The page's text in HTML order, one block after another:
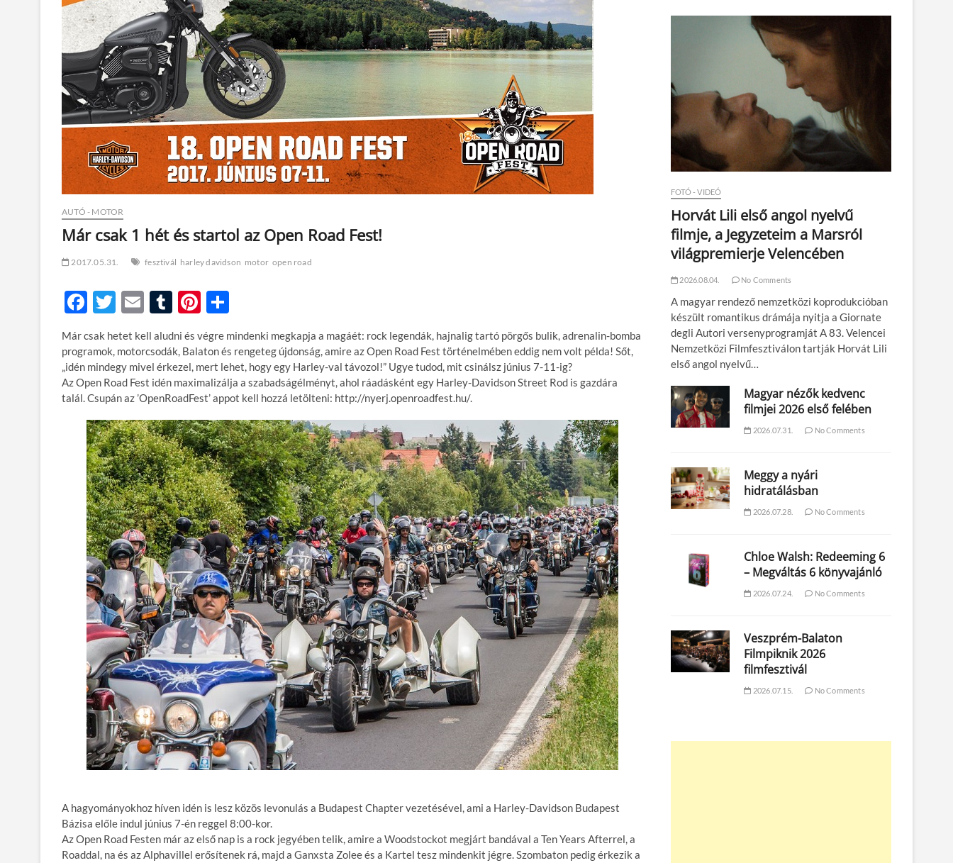
AUTÓ - MOTOR
Már csak 1 hét és startol az Open Road Fest!
2017.05.31. fesztivál harley davidson motor open road
F
ac
e
b
o
o
k
T
w
itt
er
E
m
ail
T
u
m
bl
r
Pi
nt
er
es
t
ss
za
m
e
g
Már csak hetet kell aludni és végre mindenki megkapja a magáét: rock legendák, hajnalig tartó pörgős bulik, adrenalin-bomba
programok, motorcsodák, Balaton és rengeteg újdonság, amire az Open Road Fest történelmében eddig nem volt példa! Sőt,
„idén mindegy mivel érkezel, mert lehet, hogy egy Harley-val távozol!” Ugye tudod, mit csinálsz június 7-11-ig?
Az Open Road Fest idén maximalizálja a szabadságélményt, ahol ráadásként egy Harley-Davidson Street Rod is gazdára
talál. Csupán az ’OpenRoadFest’ appot kell hozzá letölteni: http://nyerj.openroadfest.hu/.
A hagyományokhoz híven idén is lesz közös levonulás a Budapest Chapter vezetésével, ami a Harley-Davidson Budapest
Bázisa előle indul június 7-én reggel 8:00-kor.
Az Open Road Festen már az első nap is a rock jegyében telik, amire a Woodstockot megjárt bandával a Ten Years Afterrel, a
Roaddal, na és az Alphavillel erősítenek rá, majd a Ganxsta Zolee és a Kartel tesz mindenkit jégre. Szombaton pedig érkezik a
FOTÓ - VIDEÓ
Horvát Lili első angol nyelvű
filmje, a Jegyzeteim a Marsról
világpremierje Velencében
2026.08.04. No Comments
A magyar rendező nemzetközi koprodukcióban
készült romantikus drámája nyitja a Giornate
degli Autori versenyprogramját A 83. Velencei
Nemzetközi Filmfesztiválon tartják Horvát Lili
első angol nyelvű…
Magyar nézők kedvenc
filmjei 2026 első felében
2026.07.31. No Comments
Meggy a nyári
hidratálásban
2026.07.28. No Comments
Chloe Walsh: Redeeming 6
– Megváltás 6 könyvajánló
2026.07.24. No Comments
Veszprém-Balaton
Filmpiknik 2026
filmfesztivál
2026.07.15. No Comments